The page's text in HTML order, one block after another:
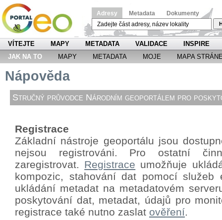
Adresy Metadata Dokumenty
VÍTEJTE MAPY METADATA VALIDACE
INSPIRE
JAK NA TO
MAPY METADATA MOJE MAPA
Nápověda
Stručný průvodce Národním geoportálem pro
Registrace
Základní nástroje geoportálu jsou
nejsou registrováni. Pro ostatní
zaregistrovat. Registrace umožňuje
kompozic, stahování dat pomocíslužeb
ukládání metadat na metadatovém
poskytování dat, metadat, údajů pro
registrace také nutno zaslat ověření.